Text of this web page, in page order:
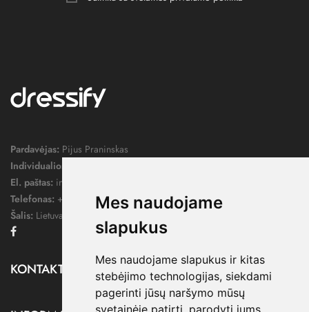
Mes naudojame
slapukus
Mes naudojame slapukus ir kitas
stebėjimo technologijas, siekdami
pagerinti jūsų naršymo mūsų
svetainėje patirtį, parodyti jums
Pardavėjas: Pijus Praninskas
Individualios veiklos pažymos nr.:
El. paštas: info@dressify.lt
Telefonas: +370 676 78578
Šalis: Lietuva
KONTAKTAI